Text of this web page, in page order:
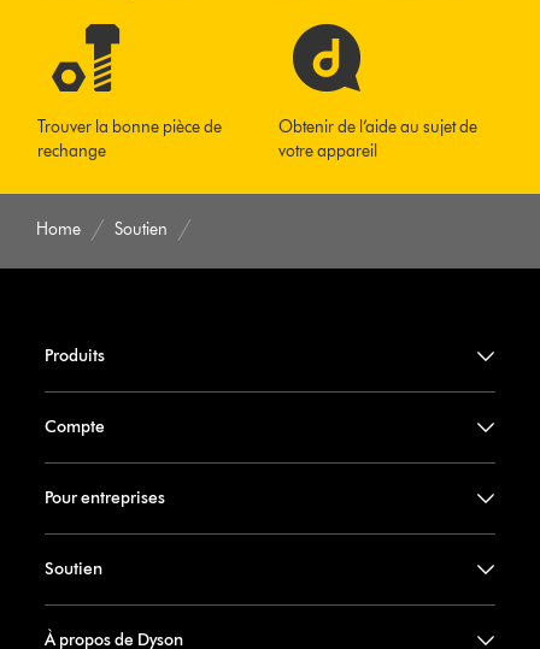
Trouver la bonne pièce de
rechange
Obtenir de l’aide au sujet de
votre appareil
Home Soutien
Produits
Compte
Pour entreprises
Soutien
À propos de Dyson